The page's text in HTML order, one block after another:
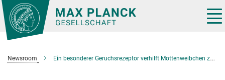
Hauptinhalt
Newsroom Ein besonderer Geruchsrezeptor verhilft Mottenweibchen zu einer erfolgreichen Aufzucht ihrer Nachkommen